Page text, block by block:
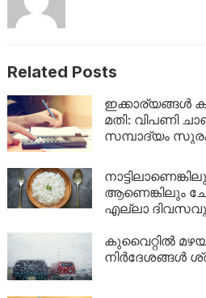
Related Posts
ഇക്കാര്യങ്ങൾ
മതി: വിപണി
സമ്പാദ്യം
ആണെങ്കിലും
എല്ലാ ദിവസവും
കുവൈറ്റിൽ
നിർദേശങ്ങൾ